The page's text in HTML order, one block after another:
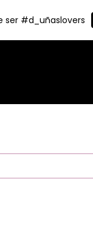
ser #d_uñaslovers